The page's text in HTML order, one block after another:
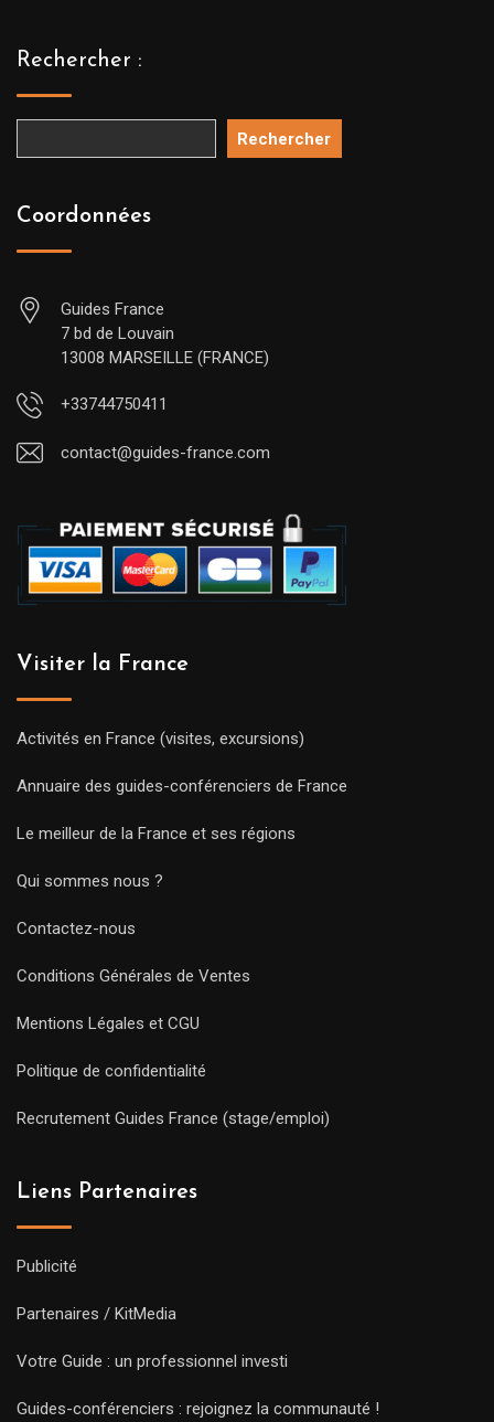
Rechercher :
Rechercher
Coordonnées
Guides France
7 bd de Louvain
13008 MARSEILLE (FRANCE)
+33744750411
contact@guides-france.com
Visiter la France
Activités en France (visites, excursions)
Annuaire des guides-conférenciers de France
Le meilleur de la France et ses régions
Qui sommes nous ?
Contactez-nous
Conditions Générales de Ventes
Mentions Légales et CGU
Politique de confidentialité
Recrutement Guides France (stage/emploi)
Liens Partenaires
Publicité
Partenaires / KitMedia
Votre Guide : un professionnel investi
Guides-conférenciers : rejoignez la communauté !